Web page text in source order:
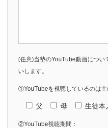
(任意)当塾のYouTube動画につ
いします。
①YouTubeを視聴しているのは主
父 母 生徒本
②YouTube視聴期間：